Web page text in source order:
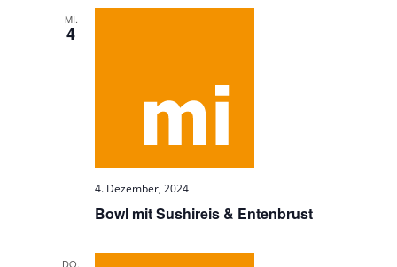
MI.
4
Bowl mit Sushireis & Entenbrust
4. Dezember, 2024
DO.